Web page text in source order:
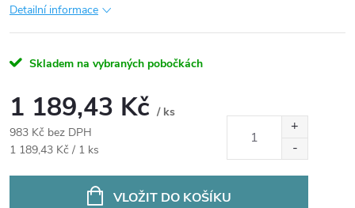
Detailní informace
Skladem na vybraných pobočkách
1 189,43 Kč / ks
983 Kč bez DPH
Měrná
1 189,43 Kč / 1 ks
VLOŽIT DO KOŠÍKU